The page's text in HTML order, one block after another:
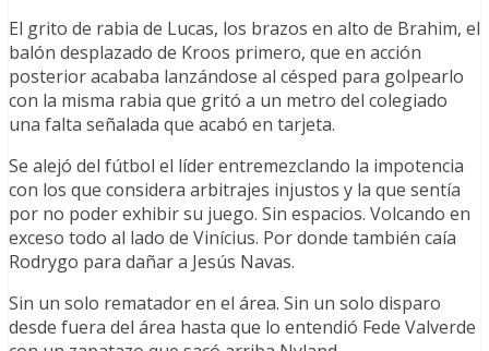
El grito de rabia de Lucas, los brazos en alto de Brahim, el
balón desplazado de Kroos primero, que en acción
posterior acababa lanzándose al césped para golpearlo
con la misma rabia que gritó a un metro del colegiado
una falta señalada que acabó en tarjeta.
Se alejó del fútbol el líder entremezclando la impotencia
con los que considera arbitrajes injustos y la que sentía
por no poder exhibir su juego. Sin espacios. Volcando en
exceso todo al lado de Vinícius. Por donde también caía
Rodrygo para dañar a Jesús Navas.
Sin un solo rematador en el área. Sin un solo disparo
desde fuera del área hasta que lo entendió Fede Valverde